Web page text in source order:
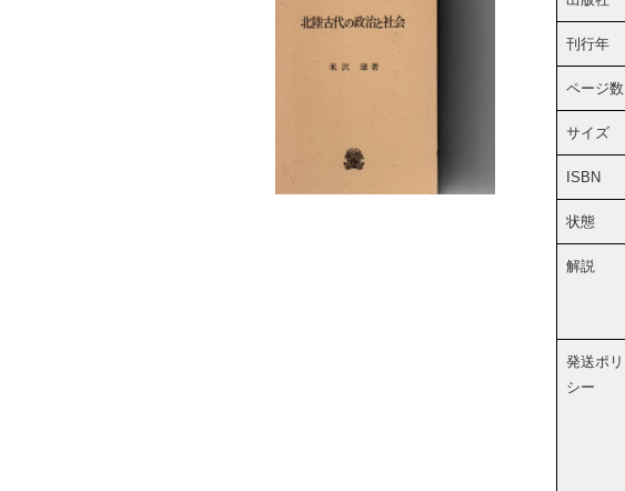
刊行年
ページ数
サイズ
ISBN
状態
解説
発送ポリ
シー